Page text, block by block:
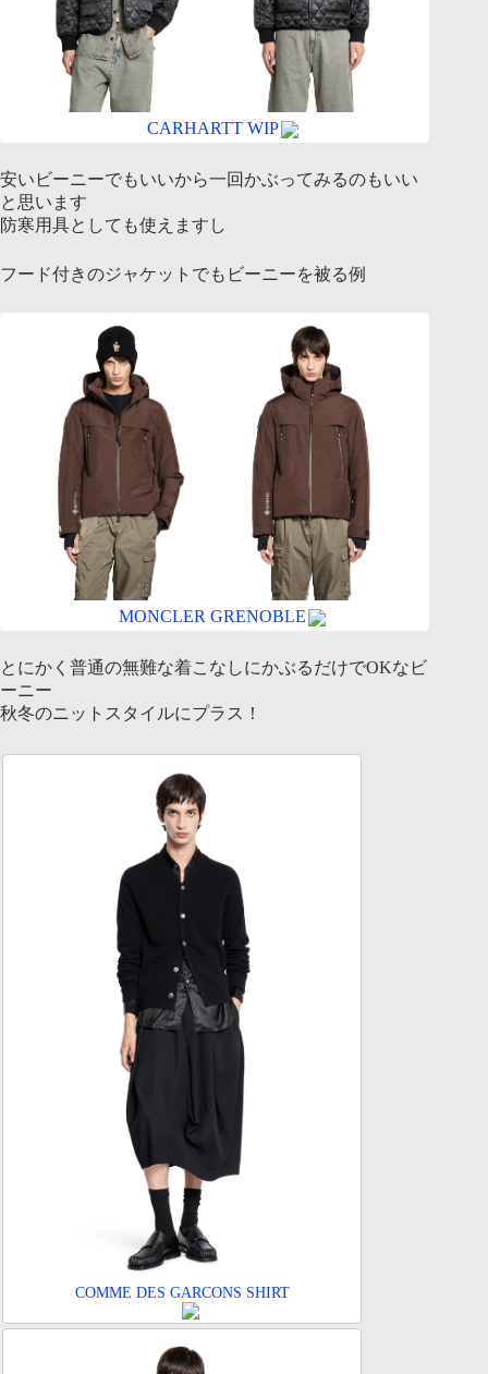
CARHARTT WIP
安いビーニーでもいいから一回かぶってみるのもいい
と思います
防寒用具としても使えますし
フード付きのジャケットでもビーニーを被る例
MONCLER GRENOBLE
とにかく普通の無難な着こなしにかぶるだけでOKなビ
ーニー
秋冬のニットスタイルにプラス！
COMME DES GARCONS SHIRT